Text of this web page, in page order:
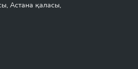
Астана қаласы,